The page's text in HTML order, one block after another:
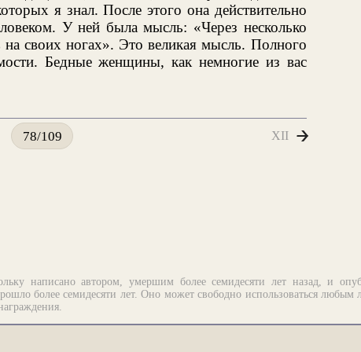
я знал. После этого она действительно
У ней была мысль: «Через несколько
своих ногах». Это великая мысль. Полного
Бедные женщины, как немногие из вас
78/109 XII
написано автором, умершим более семидесяти лет назад, и
более семидесяти лет. Оно может свободно использоваться любым